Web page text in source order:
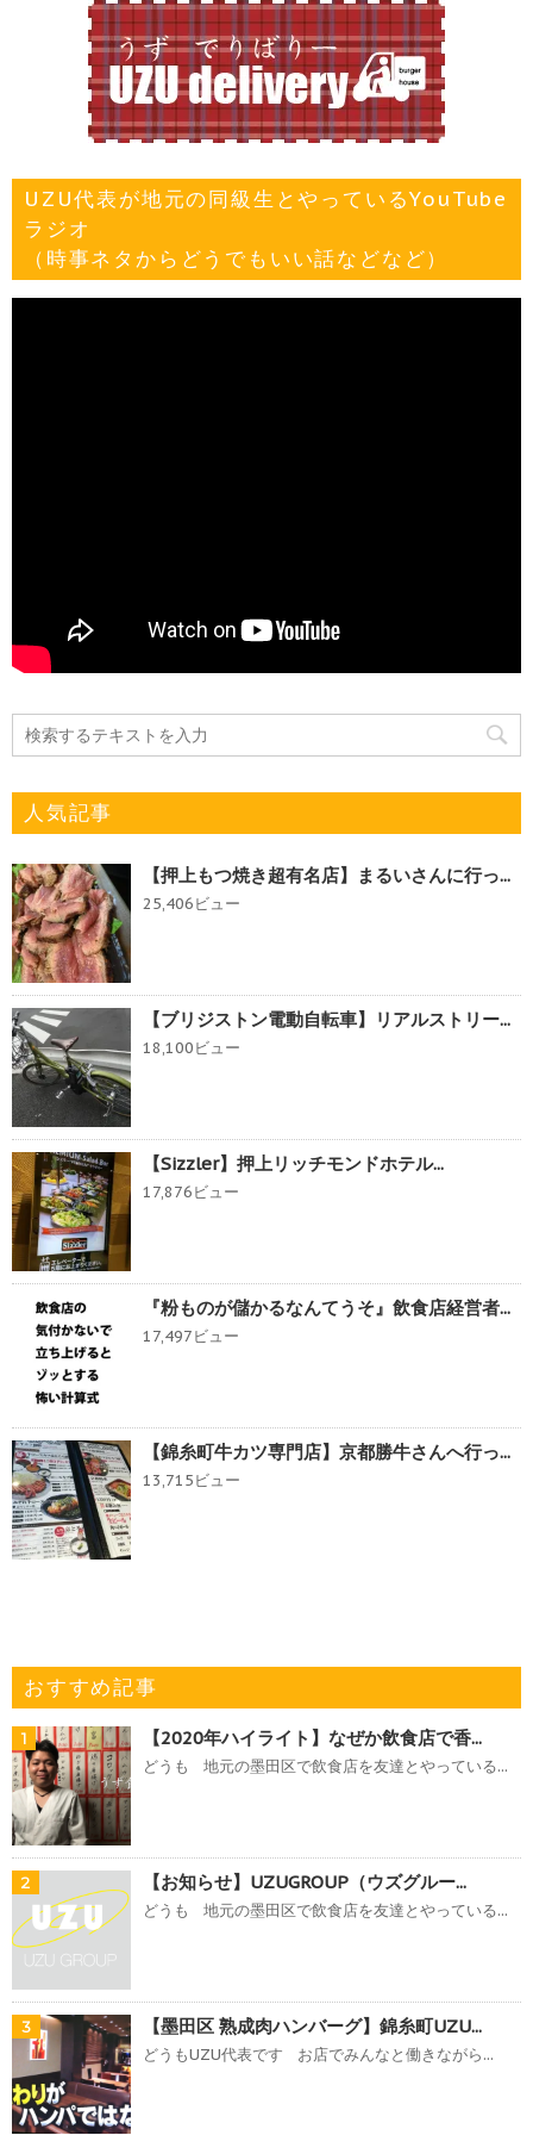
UZU代表が地元の同級生とやっているYouTube
ラジオ
（時事ネタからどうでもいい話などなど）
人気記事
【押上もつ焼き超有名店】まるいさんに行っ...
25,406ビュー
【ブリジストン電動自転車】リアルストリー...
18,100ビュー
【Sizzler】押上リッチモンドホテル...
17,876ビュー
『粉ものが儲かるなんてうそ』飲食店経営者...
17,497ビュー
【錦糸町牛カツ専門店】京都勝牛さんへ行っ...
13,715ビュー
おすすめ記事
1 【2020年ハイライト】なぜか飲食店で香...
どうも 地元の墨田区で飲食店を友達とやっている...
2 【お知らせ】UZUGROUP（ウズグルー...
どうも 地元の墨田区で飲食店を友達とやっている...
3 【墨田区 熟成肉ハンバーグ】錦糸町UZU...
どうもUZU代表です お店でみんなと働きながら...